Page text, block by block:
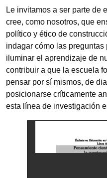
Le invitamos a ser parte de
cree, como nosotros, que
político y ético de
indagar cómo las
iluminar el aprendizaje de
contribuir a que la escuela
pensar por sí mismos, de
posicionarse críticamente
esta línea de investigación